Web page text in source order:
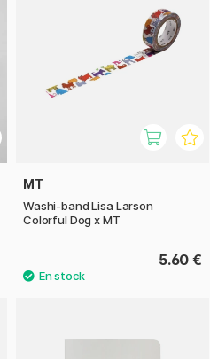
MT
Washi-band Lisa Larson
Colorful Dog x MT
5.60 €